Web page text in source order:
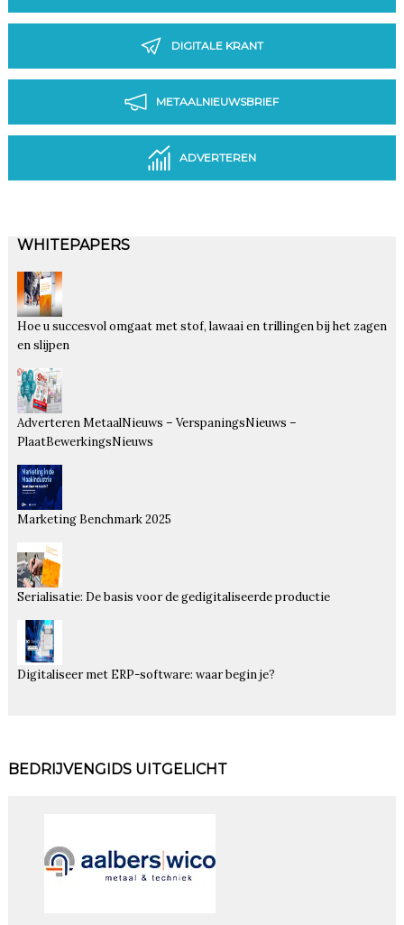
DIGITALE KRANT
METAALNIEUWSBRIEF
ADVERTEREN
WHITEPAPERS
Hoe u succesvol omgaat met stof, lawaai en trillingen bij het zagen
en slijpen
Adverteren MetaalNieuws – VerspaningsNieuws –
PlaatBewerkingsNieuws
Marketing Benchmark 2025
Serialisatie: De basis voor de gedigitaliseerde productie
Digitaliseer met ERP-software: waar begin je?
BEDRIJVENGIDS UITGELICHT